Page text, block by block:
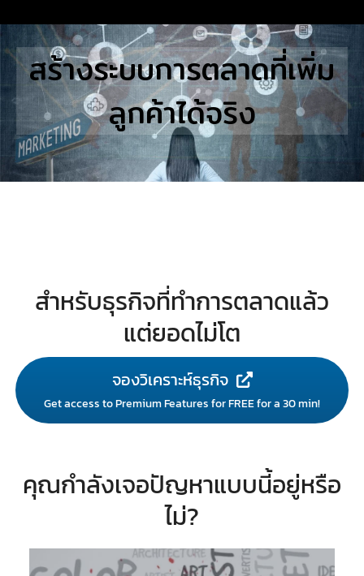
to
content
STUDIES
Search
for:สร้างระบบการตลาดที่เพิ่ม
ลูกค้าได้จริง
สำหรับธุรกิจที่ทำการตลาดแล้ว
แต่ยอดไม่โต
จองวิเคราะห์ธุรกิจ
Get access to Premium Features for FREE for a 30 min!
คุณกำลังเจอปัญหาแบบนี้อยู่หรือ
ไม่?